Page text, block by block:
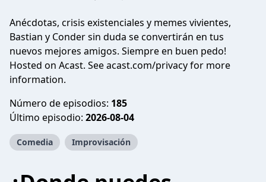
Anécdotas, crisis existenciales y memes vivientes,
Bastian y Conder sin duda se convertirán en tus
nuevos mejores amigos. Siempre en buen pedo!
Hosted on Acast. Seeacast.com/privacyfor more
information.
Número de episodios: 185
Último episodio: 2026-08-04
Comedia Improvisación